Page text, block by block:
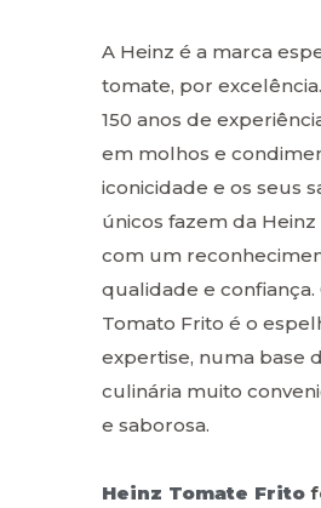
A Heinz é a marca
tomate, por
150 anos de
em molhos e
iconicidade e os seus
únicos fazem da
com um
qualidade e confiança.
Tomato Frito é o
expertise, numa base
culinária muito
e saborosa.
Heinz Tomate Frito